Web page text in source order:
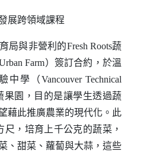
展跨領域課程
局與非營利的Fresh Roots蔬
Farm）簽訂合約，於溫
中學（Vancouver Technical
果園，目的是讓學生透過蔬
藉此推廣農業的現代化。此
尺，培育上千公克的蔬菜，
、甜菜、蘿蔔與大蒜，這些